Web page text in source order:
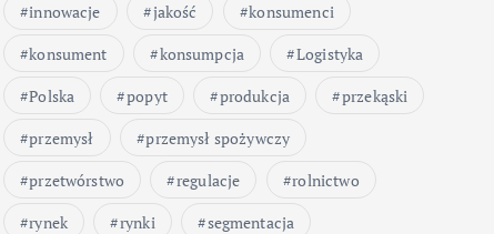
innowacje
jakość
konsumenci
konsument
konsumpcja
Logistyka
Polska
popyt produkcja
przekąski
przemysł
przemysł spożywczy
przetwórstwo
regulacje
rolnictwo
rynek
rynki
segmentacja